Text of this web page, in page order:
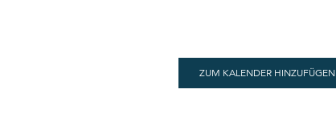
ZUM KALENDER HINZUFÜGEN